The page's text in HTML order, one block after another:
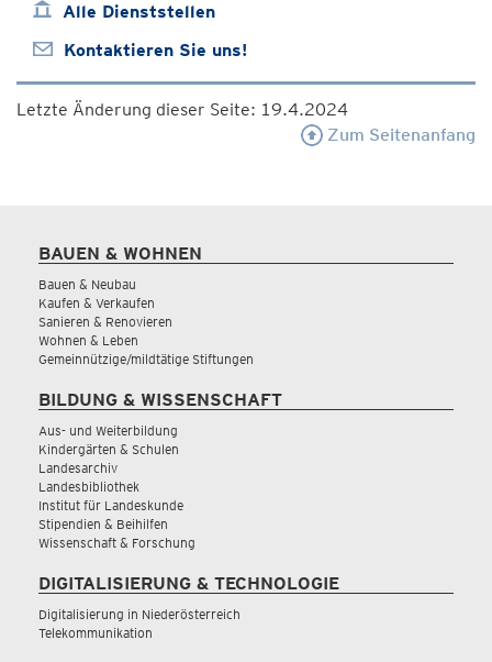
Alle Dienststellen
Kontaktieren Sie uns!
Letzte Änderung dieser Seite: 19.4.2024
Zum Seitenanfang
BAUEN & WOHNEN
Bauen & Neubau
Kaufen & Verkaufen
Sanieren & Renovieren
Wohnen & Leben
Gemeinnützige/mildtätige Stiftungen
BILDUNG & WISSENSCHAFT
Aus- und Weiterbildung
Kindergärten & Schulen
Landesarchiv
Landesbibliothek
Institut für Landeskunde
Stipendien & Beihilfen
Wissenschaft & Forschung
DIGITALISIERUNG & TECHNOLOGIE
Digitalisierung in Niederösterreich
Telekommunikation